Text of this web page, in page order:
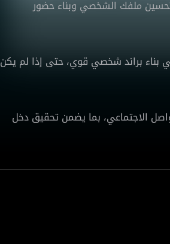
لتحسين ملفك الشخصي وبناء حضور
براند شخصي قوي، حتى إذا لم يكن
الاجتماعي، بما يضمن تحقيق دخل